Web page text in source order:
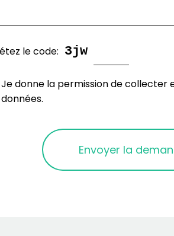
le code: 3jw
Je donne la permission de collecter
données.